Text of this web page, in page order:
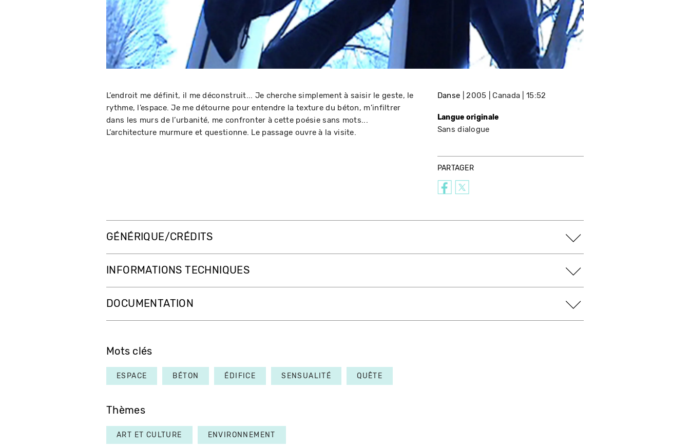
L’endroit me définit, il me déconstruit... Je cherche simplement à saisir le geste, le
rythme, l’espace. Je me détourne pour entendre la texture du béton, m’infiltrer
dans les murs de l’urbanité, me confronter à cette poésie sans mots...
L’architecture murmure et questionne. Le passage ouvre à la visite.
Danse 2005 Canada 15:52
Langue originale
Sans dialogue
PARTAGER
GÉNÉRIQUE/CRÉDITS
INFORMATIONS TECHNIQUES
DOCUMENTATION
Mots clés
ESPACE BÉTON ÉDIFICE SENSUALITÉ QUÊTE
Thèmes
ART ET CULTURE ENVIRONNEMENT